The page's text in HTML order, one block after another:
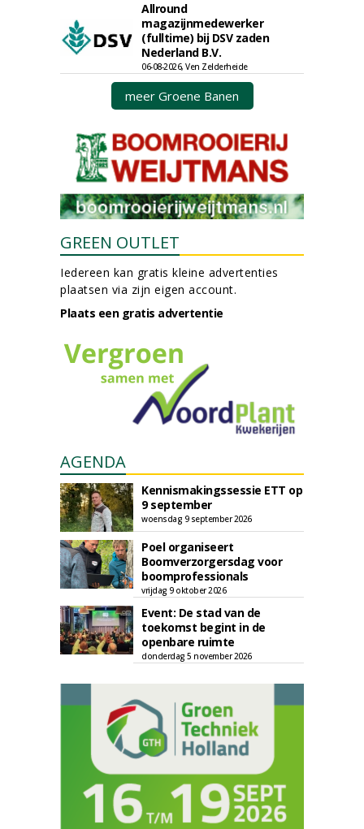
Allround
magazijnmedewerker
(fulltime) bij DSV zaden
Nederland B.V.
06-08-2026, Ven Zelderheide
meer Groene Banen
GREEN OUTLET
Iedereen kan gratis kleine advertenties
plaatsen via zijn eigen account.
Plaats een gratis advertentie
AGENDA
Kennismakingssessie ETT op
9 september
woensdag 9 september 2026
Poel organiseert
Boomverzorgersdag voor
boomprofessionals
vrijdag 9 oktober 2026
Event: De stad van de
toekomst begint in de
openbare ruimte
donderdag 5 november 2026